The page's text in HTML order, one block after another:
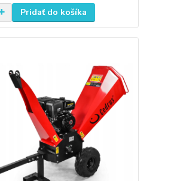
Pridať do košíka